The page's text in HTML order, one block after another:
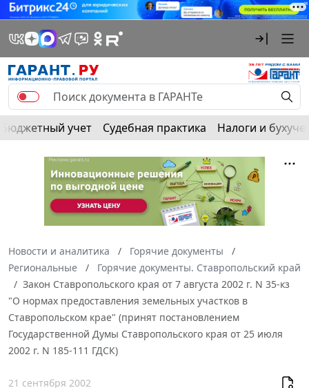
Бюджетный учет Судебная практика Налоги и
Новости и аналитика
Горячие документы
Региональные
Горячие документы. Ставропольский край
Закон Ставропольского края от 7 августа 2002 г. N 35-кз
"О нормах предоставления земельных участков в
Ставропольском крае" (принят постановлением
Государственной Думы Ставропольского края от 25 июля
2002 г. N 185-111 ГДСК)
21 сентября 2002